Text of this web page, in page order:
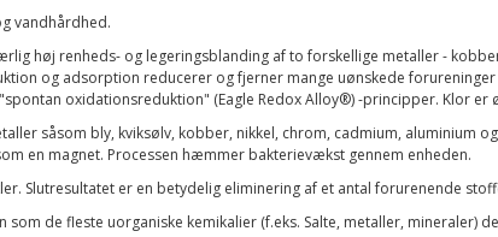
vandhårdhed.
høj renheds- og legeringsblanding af to forskellige metaller -
og adsorption reducerer og fjerner mange uønskede
oxidationsreduktion" (Eagle Redox Alloy®) -principper. Klor er
såsom bly, kviksølv, kobber, nikkel, chrom, cadmium, aluminium
en magnet. Processen hæmmer bakterievækst gennem enheden.
Slutresultatet er en betydelig eliminering af et antal forurenende
de fleste uorganiske kemikalier (f.eks. Salte, metaller, mineraler)